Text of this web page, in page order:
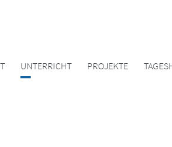
UNTER­RICHT PROJEKTE